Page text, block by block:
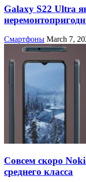
Galaxy S22 Ultra
Смартфоны March 7,
Совсем скоро
среднего класса